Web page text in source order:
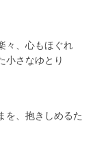
々、心もほぐれ
小さなゆとり
を、抱きしめるた